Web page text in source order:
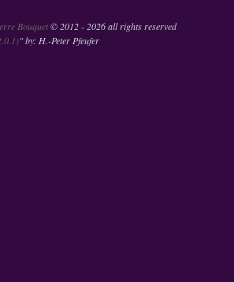
Bouquet© 2012 - 2026 all rights reserved
" by: H.-Peter Pfeufer